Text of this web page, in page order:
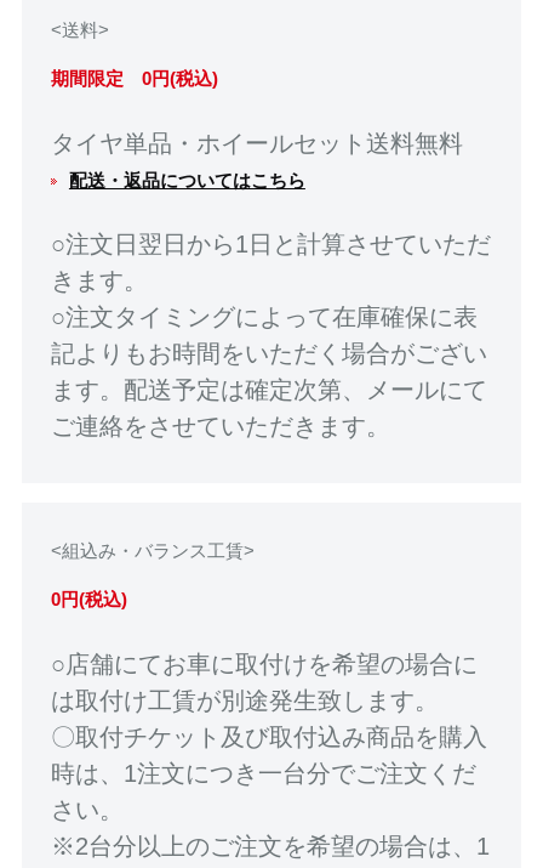
<送料>
期間限定 0円(税込)
タイヤ単品・ホイールセット送料無料
配送・返品についてはこちら
○注文日翌日から1日と計算させていただ
きます。
○注文タイミングによって在庫確保に表
記よりもお時間をいただく場合がござい
ます。配送予定は確定次第、メールにて
ご連絡をさせていただきます。
<組込み・バランス工賃>
0円(税込)
○店舗にてお車に取付けを希望の場合に
は取付け工賃が別途発生致します。
〇取付チケット及び取付込み商品を購入
時は、1注文につき一台分でご注文くだ
さい。
※2台分以上のご注文を希望の場合は、1